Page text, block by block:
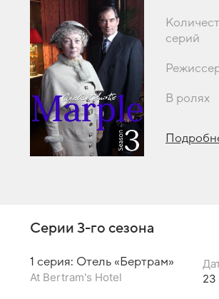
серий
В ролях
Серии 3-го сезона
1 серия: Отель «Бертрам»
At Bertram's Hotel
23